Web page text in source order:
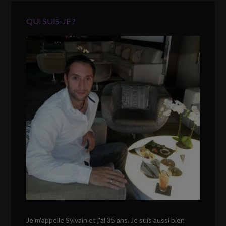
QUI SUIS-JE ?
Je m'appelle Sylvain et j'ai 35 ans. Je suis aussi bien